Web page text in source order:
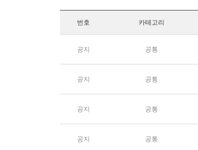
번호 카테고리
공지 공통
공지 공통
공지 공통
공지 공통